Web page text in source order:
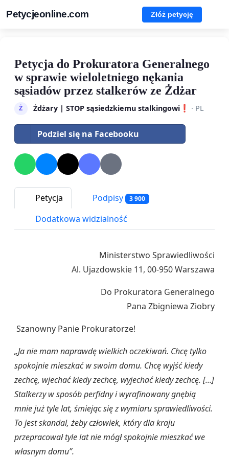
Petycjeonline.com Złóż petycję
Petycja do Prokuratora Generalnego
w sprawie wieloletniego nękania
sąsiadów przez stalkerów ze Żdżar
Ż Żdżary | STOP sąsiedzkiemu stalkingowi❗ · PL
Podziel się na Facebooku
Petycja Podpisy 3 900
Dodatkowa widzialność
Ministerstwo Sprawiedliwości
Al. Ujazdowskie 11, 00-950 Warszawa
Do Prokuratora Generalnego
Pana Zbigniewa Ziobry
Szanowny Panie Prokuratorze!
„Ja nie mam naprawdę wielkich oczekiwań. Chcę tylko
spokojnie mieszkać w swoim domu. Chcę wyjść kiedy
zechcę, wjechać kiedy zechcę, wyjechać kiedy zechcę. [...]
Stalkerzy w sposób perfidny i wyrafinowany gnębią
mnie już tyle lat, śmiejąc się z wymiaru sprawiedliwości.
To jest skandal, żeby człowiek, który dla kraju
przepracował tyle lat nie mógł spokojnie mieszkać we
własnym domu”.